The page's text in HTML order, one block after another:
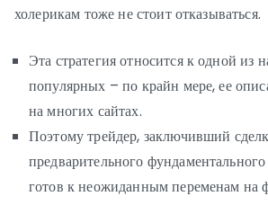
холерикам тоже не стоит отказываться.
Эта стратегия относится к одной из
популярных – по крайн мере, ее
на многих сайтах.
Поэтому трейдер, заключивший
предварительного фундаментального
готов к неожиданным переменам на